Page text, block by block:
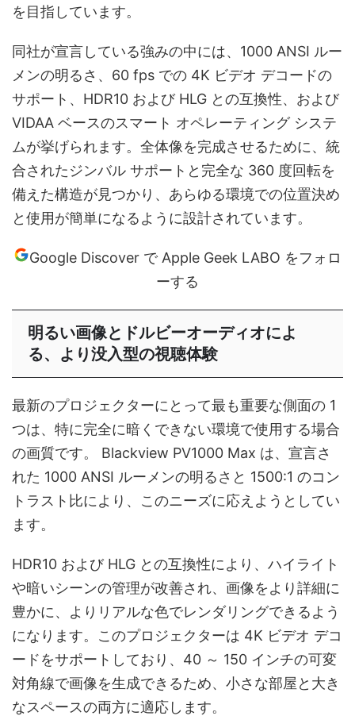
を目指しています。
同社が宣言している強みの中には、1000 ANSI ルー
メンの明るさ、60 fps での 4K ビデオ デコードの
サポート、HDR10 および HLG との互換性、および
VIDAA ベースのスマート オペレーティング システ
ムが挙げられます。全体像を完成させるために、統
合されたジンバル サポートと完全な 360 度回転を
備えた構造が見つかり、あらゆる環境での位置決め
と使用が簡単になるように設計されています。
Google Discover で Apple Geek LABO をフォロ
ーする
明るい画像とドルビーオーディオによ
る、より没入型の視聴体験
最新のプロジェクターにとって最も重要な側面の 1
つは、特に完全に暗くできない環境で使用する場合
の画質です。 Blackview PV1000 Max は、宣言さ
れた 1000 ANSI ルーメンの明るさと 1500:1 のコン
トラスト比により、このニーズに応えようとしてい
ます。
HDR10 および HLG との互換性により、ハイライト
や暗いシーンの管理が改善され、画像をより詳細に
豊かに、よりリアルな色でレンダリングできるよう
になります。このプロジェクターは 4K ビデオ デコ
ードをサポートしており、40 ～ 150 インチの可変
対角線で画像を生成できるため、小さな部屋と大き
なスペースの両方に適応します。